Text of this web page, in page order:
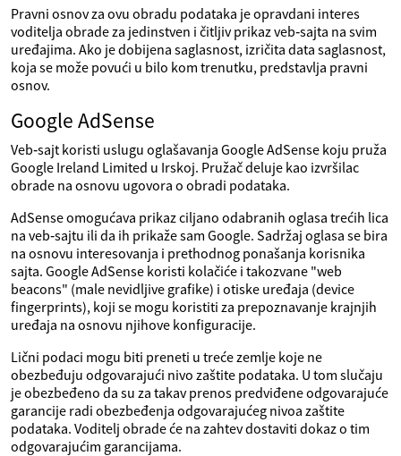
Pravni osnov za ovu obradu podataka je opravdani interes
voditelja obrade za jedinstven i čitljiv prikaz veb‑sajta na svim
uređajima. Ako je dobijena saglasnost, izričita data saglasnost,
koja se može povući u bilo kom trenutku, predstavlja pravni
osnov.
Google AdSense
Veb‑sajt koristi uslugu oglašavanja Google AdSense koju pruža
Google Ireland Limited u Irskoj. Pružač deluje kao izvršilac
obrade na osnovu ugovora o obradi podataka.
AdSense omogućava prikaz ciljano odabranih oglasa trećih lica
na veb‑sajtu ili da ih prikaže sam Google. Sadržaj oglasa se bira
na osnovu interesovanja i prethodnog ponašanja korisnika
sajta. Google AdSense koristi kolačiće i takozvane "web
beacons" (male nevidljive grafike) i otiske uređaja (device
fingerprints), koji se mogu koristiti za prepoznavanje krajnjih
uređaja na osnovu njihove konfiguracije.
Lični podaci mogu biti preneti u treće zemlje koje ne
obezbeđuju odgovarajući nivo zaštite podataka. U tom slučaju
je obezbeđeno da su za takav prenos predviđene odgovarajuće
garancije radi obezbeđenja odgovarajućeg nivoa zaštite
podataka. Voditelj obrade će na zahtev dostaviti dokaz o tim
odgovarajućim garancijama.